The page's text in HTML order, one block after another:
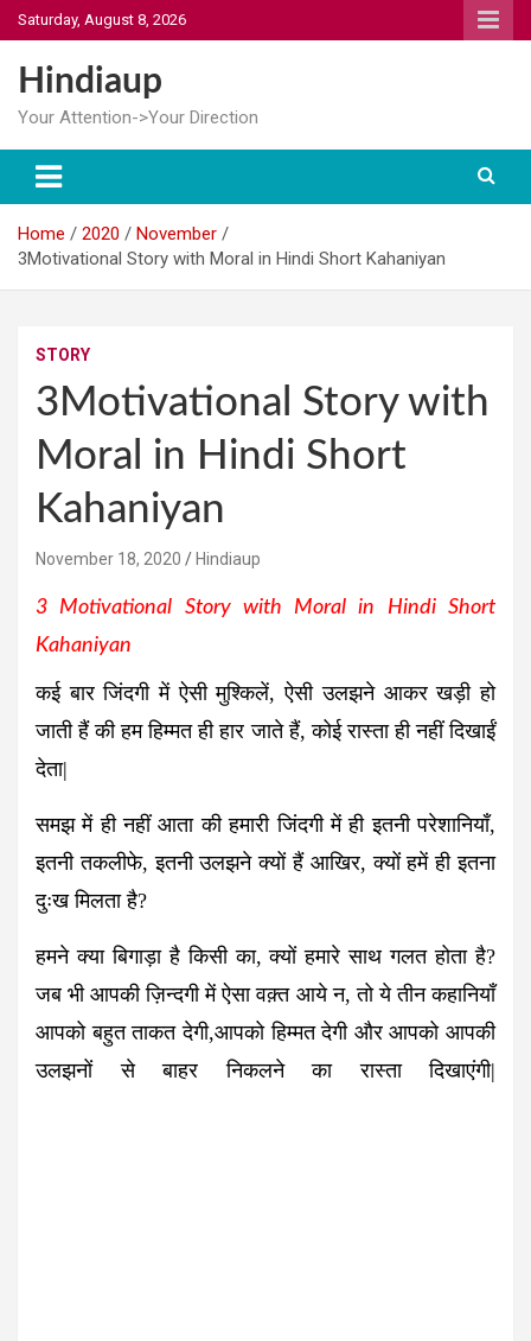
Skip
to
content
Saturday, August 8, 2026
Hindiaup
Your Attention->Your Direction
Home 2020
November
3Motivational Story with Moral in Hindi Short Kahaniyan
STORY
3Motivational Story with
Moral in Hindi Short
Kahaniyan
November 18, 2020 Hindiaup
3 Motivational Story with Moral in Hindi Short
Kahaniyan
कई बार जिंदगी में ऐसी मुश्किलें, ऐसी उलझने आकर खड़ी हो
जाती हैं की हम हिम्मत ही हार जाते हैं, कोई रास्ता ही नहीं दिखाईं
देता|
समझ में ही नहीं आता की हमारी जिंदगी में ही इतनी परेशानियाँ,
इतनी तकलीफे, इतनी उलझने क्यों हैं आखिर, क्यों हमें ही इतना
दुःख मिलता है?
हमने क्या बिगाड़ा है किसी का, क्यों हमारे साथ गलत होता है?
जब भी आपकी ज़िन्दगी में ऐसा वक़्त आये न, तो ये तीन कहानियाँ
आपको बहुत ताकत देगी,आपको हिम्मत देगी और आपको आपकी
उलझनों से बाहर निकलने का रास्ता दिखाएंगी|